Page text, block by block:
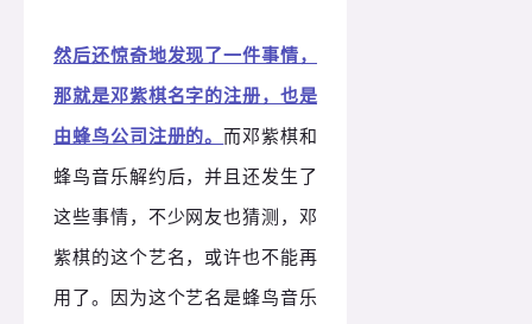
然后还惊奇地发现了一件事情，
那就是邓紫棋名字的注册，也是
由蜂鸟公司注册的。而邓紫棋和
蜂鸟音乐解约后，并且还发生了
这些事情，不少网友也猜测，邓
紫棋的这个艺名，或许也不能再
用了。因为这个艺名是蜂鸟音乐